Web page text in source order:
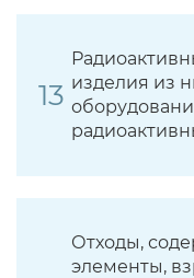
изделия из
Отходы,
элементы,